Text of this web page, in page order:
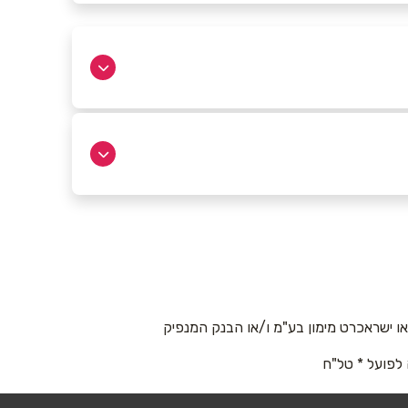
ישראכרט מימון בע"מ ו/או הבנק המנפיק
לפועל * טל"ח